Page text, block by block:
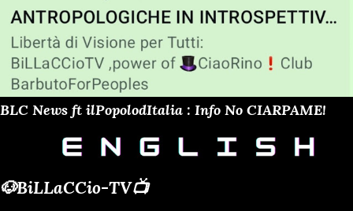
BLC News ft ilPopolodItalia : Info No CIARPAME!
🐶BiLLaCCio-TV📺